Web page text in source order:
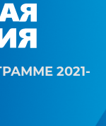
2021-